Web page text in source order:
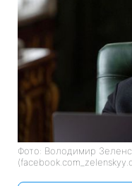
Фото: Володимир